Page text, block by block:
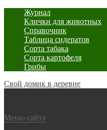
Журнал
Клички для животных
Справочник
Таблица сидератов
Сорта табака
Сорта картофеля
Грибы
Свой домик в деревне
Меню сайта